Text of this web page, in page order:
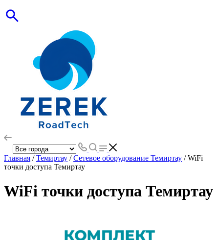
Главная /Темиртау /Сетевое оборудование Темиртау / WiFi
точки доступа Темиртау
WiFi точки доступа Темиртау